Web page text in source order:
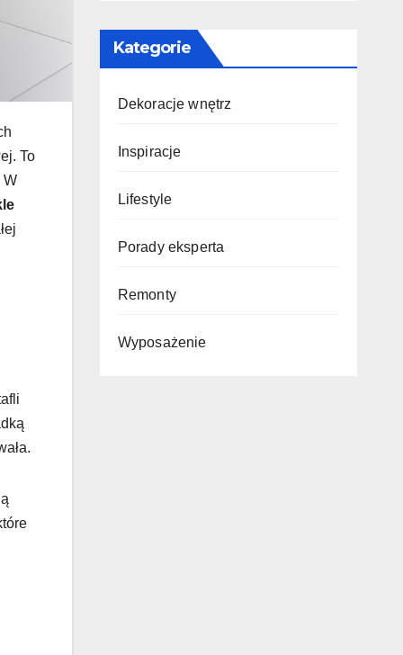
To
W
Kategorie
Dekoracje wnętrz
Inspiracje
Lifestyle
Porady eksperta
Remonty
Wyposażenie